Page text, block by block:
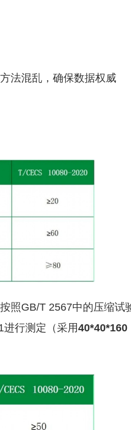
法混乱，确保数据权威
照GB/T 2567中的压缩试
行测定（采用40*40*160